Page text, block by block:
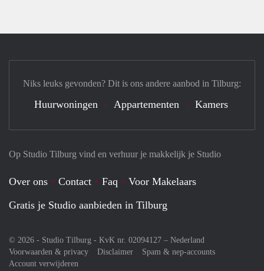
Op Studio Tilburg vind en verhuur je makkelijk je Studio
Over ons Contact Faq
Voor Makelaars
Gratis je Studio aanbieden in Tilburg
© 2026 - Studio Tilburg - KvK nr. 02094127 – Nederland
Voorwaarden & privacy
Disclaimer
Spam & nep-accounts
Account verwijderen
Niks leuks gevonden? Dit is ons andere aanbod in Tilburg:
Huurwoningen Appartementen Kamers